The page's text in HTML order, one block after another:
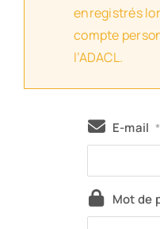
enregistrés
compte
l’ADACL.
E-mail *
Mot de